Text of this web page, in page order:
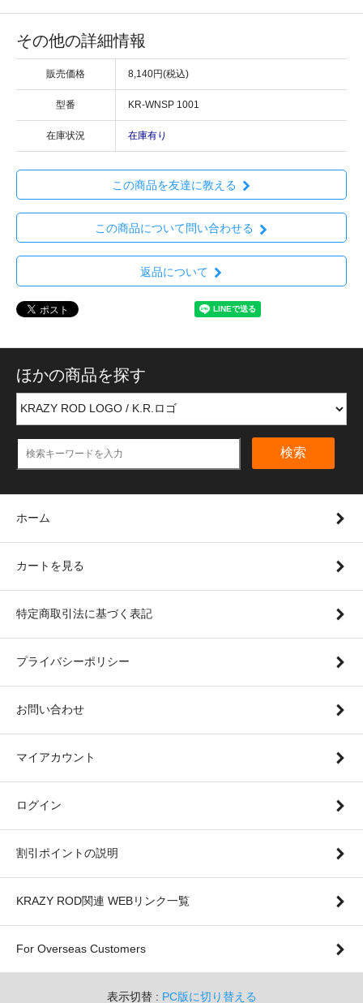
その他の詳細情報
販売価格 8,140円(税込)
型番 KR-WNSP 1001
在庫状況 在庫有り
この商品を友達に教える
この商品について問い合わせる
返品について
ほかの商品を探す
検索
ホーム
カートを見る
特定商取引法に基づく表記
プライバシーポリシー
お問い合わせ
マイアカウント
ログイン
割引ポイントの説明
KRAZY ROD関連 WEBリンク一覧
For Overseas Customers
表示切替 : PC版に切り替える